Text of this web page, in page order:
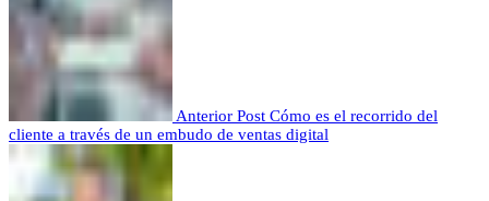
Anterior Post Cómo es el recorrido del
cliente a través de un embudo de ventas digital